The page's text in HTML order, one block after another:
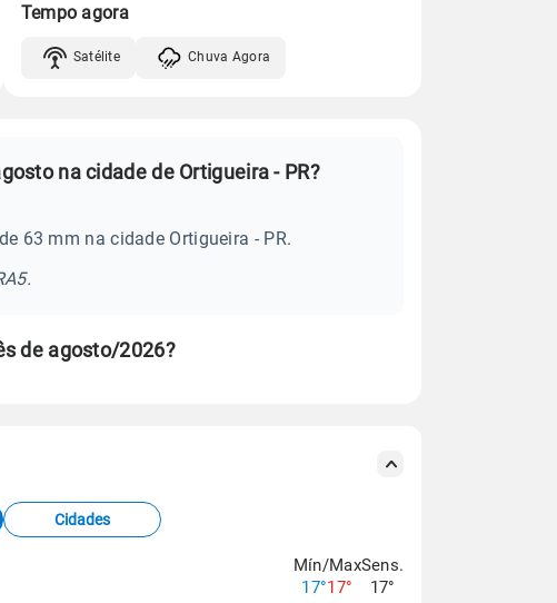
Tempo agora
Satélite Chuva Agora
na cidade de Ortigueira - PR?
63 mm na cidade Ortigueira - PR.
de agosto/2026?
Cidades
Mín/Max
17°17°
Sens.
17°